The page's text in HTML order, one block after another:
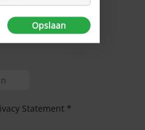
Statement *
Opslaan